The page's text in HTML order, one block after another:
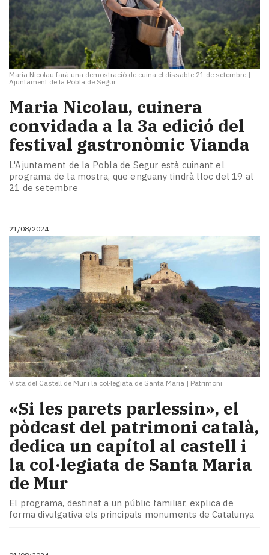
Maria Nicolau farà una demostració de cuina el dissabte 21 de setembre |
Ajuntament de la Pobla de Segur
Maria Nicolau, cuinera
convidada a la 3a edició del
festival gastronòmic Vianda
L'Ajuntament de la Pobla de Segur està cuinant el
programa de la mostra, que enguany tindrà lloc del 19 al
21 de setembre
21/08/2024
Vista del Castell de Mur i la col·legiata de Santa Maria | Patrimoni
«Si les parets parlessin», el
pòdcast del patrimoni català,
dedica un capítol al castell i
la col·legiata de Santa Maria
de Mur
El programa, destinat a un públic familiar, explica de
forma divulgativa els principals monuments de Catalunya